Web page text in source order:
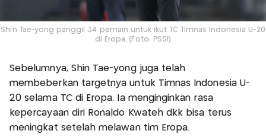
Shin Tae-yong panggil 34 pemain untuk ikut TC Timnas Indonesia U-20
di Eropa. (Foto: PSSI)
Sebelumnya, Shin Tae-yong juga telah
membeberkan targetnya untuk Timnas Indonesia U-
20 selama TC di Eropa. Ia menginginkan rasa
kepercayaan diri Ronaldo Kwateh dkk bisa terus
meningkat setelah melawan tim Eropa.